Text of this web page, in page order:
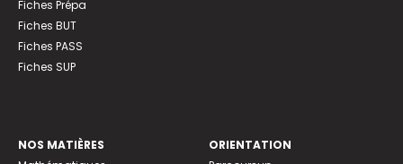
Fiches Prépa
Fiches BUT
Fiches PASS
Fiches SUP
NOS MATIÈRES
ORIENTATION